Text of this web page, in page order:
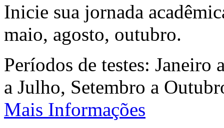
Inicie sua jornada
maio, agosto, outubro.
Períodos de testes:
a Julho, Setembro a
Mais Informações